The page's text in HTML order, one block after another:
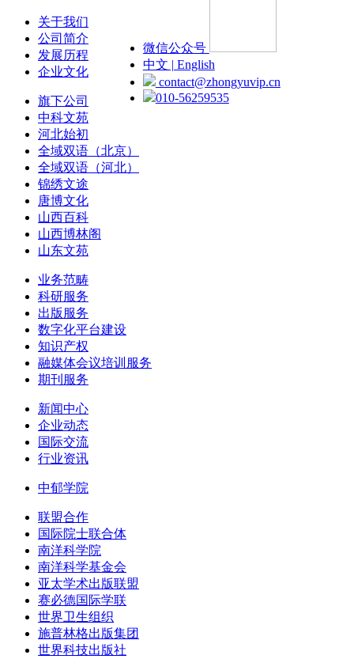
微信公众号
中文 | English
contact@zhongyuvip.cn
010-56259535
关于我们
公司简介
发展历程
企业文化
旗下公司
中科文苑
河北始初
全域双语（北京）
全域双语（河北）
锦绣文途
唐博文化
山西百科
山西博林阁
山东文苑
业务范畴
科研服务
出版服务
数字化平台建设
知识产权
融媒体会议培训服务
期刊服务
新闻中心
企业动态
国际交流
行业资讯
中郁学院
联盟合作
国际院士联合体
南洋科学院
南洋科学基金会
亚太学术出版联盟
赛必德国际学联
世界卫生组织
施普林格出版集团
世界科技出版社